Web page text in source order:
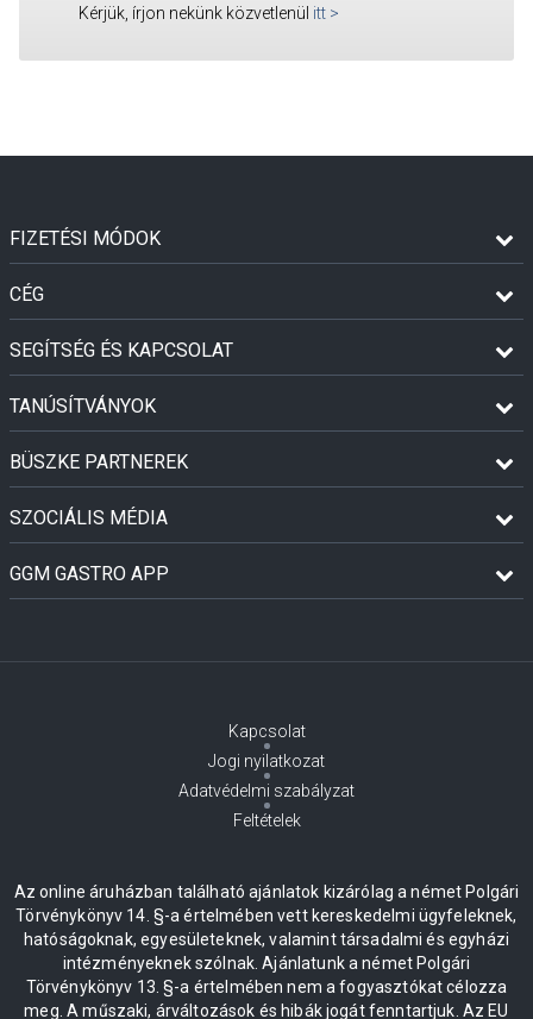
Kérjük, írjon nekünk közvetlenül itt >
FIZETÉSI MÓDOK
CÉG
SEGÍTSÉG ÉS KAPCSOLAT
TANÚSÍTVÁNYOK
BÜSZKE PARTNEREK
SZOCIÁLIS MÉDIA
GGM GASTRO APP
Kapcsolat
Jogi nyilatkozat
Adatvédelmi szabályzat
Feltételek
Az online áruházban található ajánlatok kizárólag a német Polgári
Törvénykönyv 14. §-a értelmében vett kereskedelmi ügyfeleknek,
hatóságoknak, egyesületeknek, valamint társadalmi és egyházi
intézményeknek szólnak. Ajánlatunk a német Polgári
Törvénykönyv 13. §-a értelmében nem a fogyasztókat célozza
meg. A műszaki, árváltozások és hibák jogát fenntartjuk. Az EU